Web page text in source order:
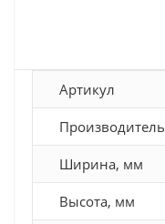
Артикул
Производитель
Ширина, мм
Высота, мм